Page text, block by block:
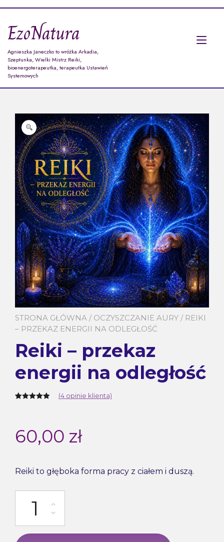
EzoNatura
Agnieszka Janeczko to wróżka Arkadia,
Szeptunka, Wielki Mistrz Reiki,
bioenergoterapeutka, terapeutka Ustawień
Systemowych
STRONA GŁÓWNA / OCZYSZCZANIE AURY / REIKI
– PRZEKAZ ENERGII NA ODLEGŁOŚĆ
Reiki – przekaz
energii na odległość
ocen
(4opinie klienta)
60,00 zł
Reiki to głęboka forma pracy z ciałem i duszą.